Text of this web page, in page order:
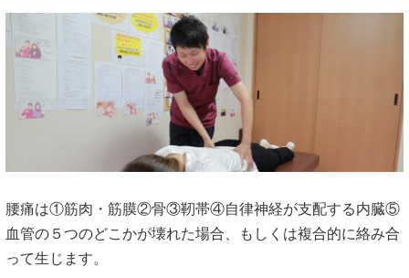
腰痛は①筋肉・筋膜②骨③靭帯④自律神経が支配する内臓⑤
血管の５つのどこかが壊れた場合、もしくは複合的に絡み合
って生じます。